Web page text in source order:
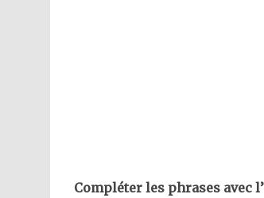
Compléter les phrases avec